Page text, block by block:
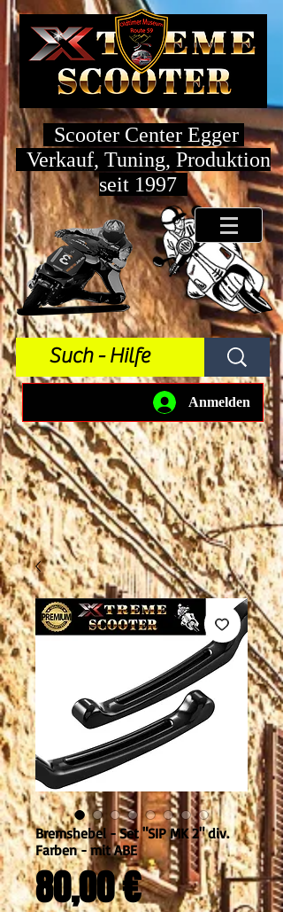
Scooter Center Egger
Verkauf, Tuning, Produktion
seit 1997
Anmelden
Bremshebel - Set "SIP MK 2" div.
Farben - mit ABE
80,00 €Preis